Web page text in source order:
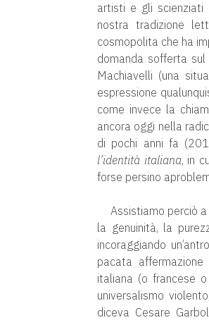
artisti e gli scienziati
nostra tradizione
cosmopolita che ha
domanda sofferta
Machiavelli (una
espressione
come invece la
ancora oggi nella
di pochi anni fa
l’identità italiana, in
forse persino
Assistiamo perciò
la genuinità, la
incoraggiando
pacata
italiana (o francese
universalismo
diceva Cesare